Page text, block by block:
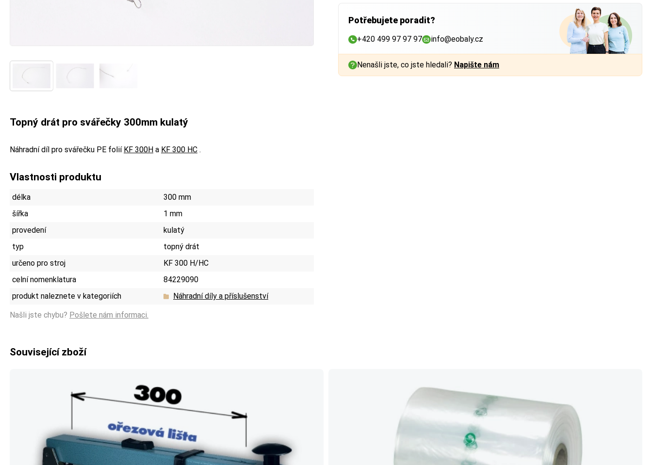
Potřebujete poradit?
+420 499 97 97 97 info@eobaly.cz
Nenašli jste, co jste hledali? Napište nám
Topný drát pro svářečky 300mm kulatý
Náhradní díl pro svářečku PE folií KF 300H a KF 300 HC .
Vlastnosti produktu
délka
300 mm
šířka
1 mm
provedení
kulatý
typ
topný drát
určeno pro stroj
KF 300 H/HC
celní nomenklatura
84229090
produkt naleznete v kategoriích
Náhradní díly a příslušenství
Našli jste chybu? Pošlete nám informaci.
Související zboží